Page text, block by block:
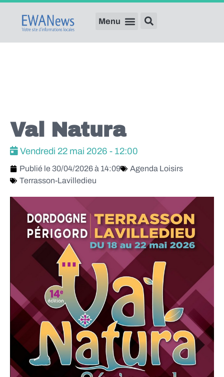
Val Natura
Vendredi 22 mai 2026 - 12:00
Publié le 30/04/2026 à 14:09
Agenda Loisirs
Terrasson-Lavilledieu